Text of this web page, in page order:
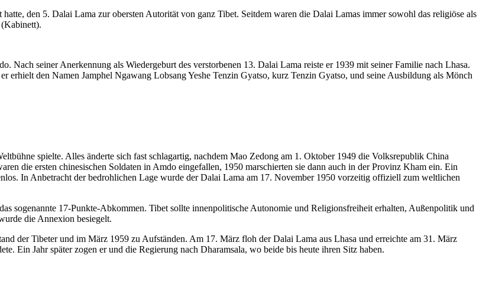
den 5. Dalai Lama zur obersten Autorität von ganz Tibet. Seitdem waren die Dalai Lamas immer sowohl das religiöse als
Nach seiner Anerkennung als Wiedergeburt des verstorbenen 13. Dalai Lama reiste er 1939 mit seiner Familie nach Lhasa.
den Namen Jamphel Ngawang Lobsang Yeshe Tenzin Gyatso, kurz Tenzin Gyatso, und seine Ausbildung als Mönch
spielte. Alles änderte sich fast schlagartig, nachdem Mao Zedong am 1. Oktober 1949 die Volksrepublik China
die ersten chinesischen Soldaten in Amdo eingefallen, 1950 marschierten sie dann auch in der Provinz Kham ein. Ein
In Anbetracht der bedrohlichen Lage wurde der Dalai Lama am 17. November 1950 vorzeitig offiziell zum weltlichen
sogenannte 17-Punkte-Abkommen. Tibet sollte innenpolitische Autonomie und Religionsfreiheit erhalten, Außenpolitik und
die Annexion besiegelt.
der Tibeter und im März 1959 zu Aufständen. Am 17. März floh der Dalai Lama aus Lhasa und erreichte am 31. März
Ein Jahr später zogen er und die Regierung nach Dharamsala, wo beide bis heute ihren Sitz haben.